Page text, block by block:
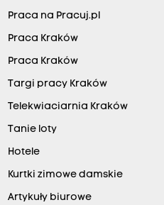
Praca na Pracuj.pl
Praca Kraków
Praca Kraków
Targi pracy Kraków
Telekwiaciarnia Kraków
Tanie loty
Hotele
Kurtki zimowe damskie
Artykuły biurowe